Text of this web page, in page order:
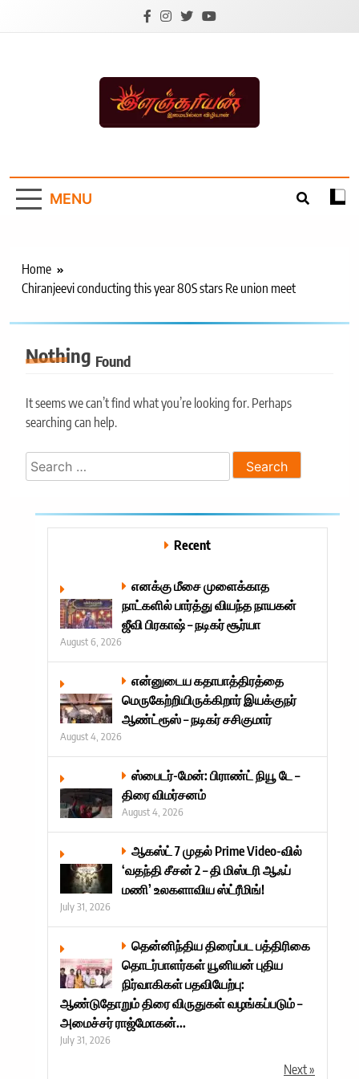
Tamil News |
Health | Tamil
Technology |
Sports News
MENU
Home
Chiranjeevi conducting this year 80S stars Re union meet
Nothing Found
It seems we can’t find what you’re looking for. Perhaps
searching can help.
Search
for:
Recent
எனக்கு மீசை முளைக்காத
நாட்களில் பார்த்து வியந்த நாயகன்
ஜீவி பிரகாஷ் – நடிகர் சூர்யா
August 6, 2026
என்னுடைய கதாபாத்திரத்தை
மெருகேற்றியிருக்கிறார் இயக்குநர்
ஆண்ட்ரூஸ் – நடிகர் சசிகுமார்
August 4, 2026
ஸ்பைடர்-மேன்: பிராண்ட் நியூ டே –
திரை விமர்சனம்
August 4, 2026
ஆகஸ்ட் 7 முதல் Prime Video-வில்
‘வதந்தி சீசன் 2 – தி மிஸ்டரி ஆஃப்
மணி’ உலகளாவிய ஸ்ட்ரீமிங்!
July 31, 2026
தென்னிந்திய திரைப்பட பத்திரிகை
தொடர்பாளர்கள் யூனியன் புதிய
நிர்வாகிகள் பதவியேற்பு:
ஆண்டுதோறும் திரை விருதுகள் வழங்கப்படும் –
அமைச்சர் ராஜ்மோகன்...
July 31, 2026
Next »